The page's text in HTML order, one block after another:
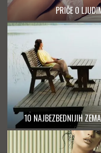
PRIČE O
10 NAJBEZBEDNIJIH